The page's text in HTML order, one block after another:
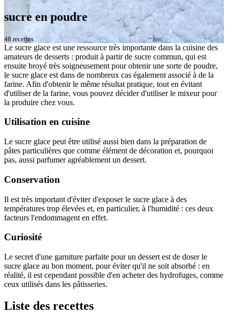
sucre en poudre
48 recettes
Le sucre glace est une ressource très importante dans la cuisine des
amateurs de desserts : produit à partir de sucre commun, qui est
ensuite broyé très soigneusement pour obtenir une sorte de poudre,
le sucre glace est dans de nombreux cas également associé à de la
farine. Afin d'obtenir le même résultat pratique, tout en évitant
d'utiliser de la farine, vous pouvez décider d'utiliser le mixeur pour
la produire chez vous.
Utilisation en cuisine
Le sucre glace peut être utilisé aussi bien dans la préparation de
pâtes particulières que comme élément de décoration et, pourquoi
pas, aussi parfumer agréablement un dessert.
Conservation
Il est très important d'éviter d'exposer le sucre glace à des
températures trop élevées et, en particulier, à l'humidité : ces deux
facteurs l'endommagent en effet.
Curiosité
Le secret d'une garniture parfaite pour un dessert est de doser le
sucre glace au bon moment, pour éviter qu'il ne soit absorbé : en
réalité, il est cependant possible d'en acheter des hydrofuges, comme
ceux utilisés dans les pâtisseries.
Liste des recettes